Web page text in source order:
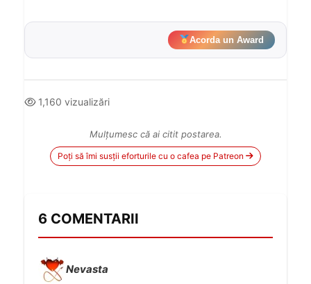
Acorda un Award
1,160 vizualizări
Mulțumesc că ai citit postarea.
Poți să îmi susții eforturile cu o cafea pe Patreon
6 COMENTARII
Nevasta